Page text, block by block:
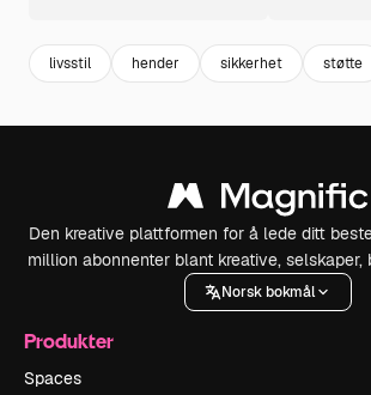
livsstil hender sikkerhet støtte
Den kreative plattformen for å lede ditt
million abonnenter blant kreative, selskaper,
Norsk bokmål
Produkter
Spaces